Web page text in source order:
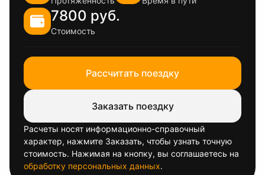
7800 руб.
Стоимость
Рассчитать поездку
Заказать поездку
Расчеты носят информационно-справочный
характер, нажмите Заказать, чтобы узнать точную
стоимость. Нажимая на кнопку, вы соглашаетесь на
обработку персональных данных.